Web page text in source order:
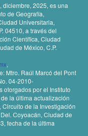
diciembre, 2025, es una
de Geografía,
Universitaria,
04510, a través del
Científica, Ciudad
de México, C.P.
,
Mtro. Raúl Marcó del Pont
04-2010-
otorgados por el Instituto
la última actualización
de la Investigación
Coyoacán, Ciudad de
fecha de la última